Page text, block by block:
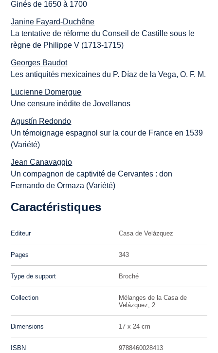
Ginés de 1650 à 1700
Janine Fayard-Duchêne
La tentative de réforme du Conseil de Castille sous le
règne de Philippe V (1713-1715)
Georges Baudot
Les antiquités mexicaines du P. Díaz de la Vega, O. F. M.
Lucienne Domergue
Une censure inédite de Jovellanos
Agustín Redondo
Un témoignage espagnol sur la cour de France en 1539
(Variété)
Jean Canavaggio
Un compagnon de captivité de Cervantes : don
Fernando de Ormaza (Variété)
Caractéristiques
Editeur Casa de Velázquez
Pages 343
Type de support Broché
Collection
Mélanges de la Casa de
Velázquez, 2
Dimensions 17 x 24 cm
ISBN 9788460028413